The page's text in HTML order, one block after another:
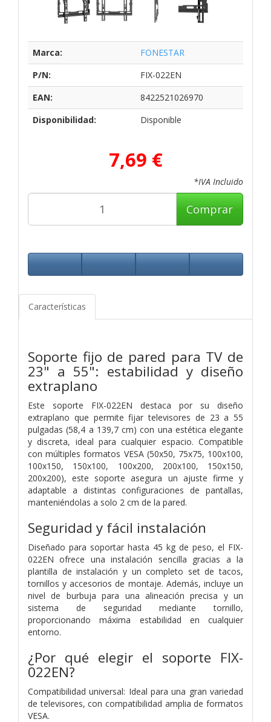
Marca:
FONESTAR
P/N:
FIX-022EN
EAN:
8422521026970
Disponibilidad:
Disponible
7,69 €
*IVA Incluido
Comprar
Características
Soporte fijo de pared para TV de
23" a 55": estabilidad y diseño
extraplano
Este soporte FIX-022EN destaca por su diseño
extraplano que permite fijar televisores de 23 a 55
pulgadas (58,4 a 139,7 cm) con una estética elegante
y discreta, ideal para cualquier espacio. Compatible
con múltiples formatos VESA (50x50, 75x75, 100x100,
100x150, 150x100, 100x200, 200x100, 150x150,
200x200), este soporte asegura un ajuste firme y
adaptable a distintas configuraciones de pantallas,
manteniéndolas a solo 2 cm de la pared.
Seguridad y fácil instalación
Diseñado para soportar hasta 45 kg de peso, el FIX-
022EN ofrece una instalación sencilla gracias a la
plantilla de instalación y un completo set de tacos,
tornillos y accesorios de montaje. Además, incluye un
nivel de burbuja para una alineación precisa y un
sistema de seguridad mediante tornillo,
proporcionando máxima estabilidad en cualquier
entorno.
¿Por qué elegir el soporte FIX-
022EN?
Compatibilidad universal: Ideal para una gran variedad
de televisores, con compatibilidad amplia de formatos
VESA.